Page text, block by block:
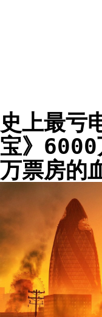
史上最亏
宝》6000
万票房的